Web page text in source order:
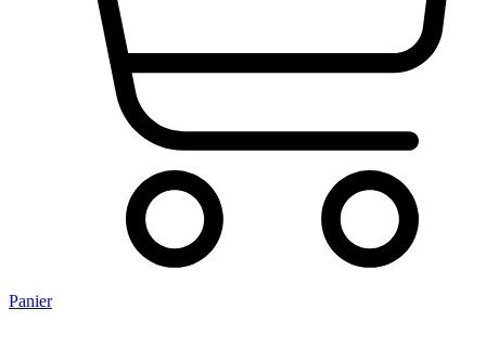
Panier